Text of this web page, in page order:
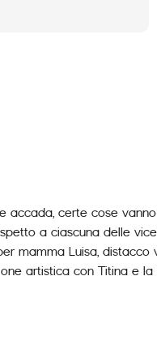
accada, certe cose
a ciascuna delle
mamma Luisa, distacco
artistica con Titina e